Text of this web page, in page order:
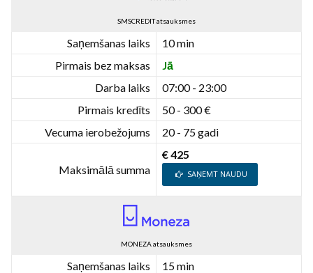
SMSCREDIT atsauksmes
Saņemšanas laiks
10 min
Pirmais bez maksas
Jā
Darba laiks
07:00 - 23:00
Pirmais kredīts
50 - 300 €
Vecuma ierobežojums
20 - 75 gadi
Maksimālā summa
€ 425
SAŅEMT NAUDU
MONEZA atsauksmes
Saņemšanas laiks
15 min